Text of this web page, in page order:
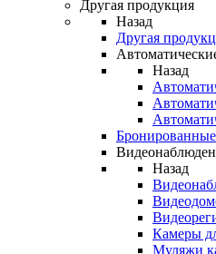
Другая продукция
Назад
Другая
Назад
Назад
Камеры
Муляжи